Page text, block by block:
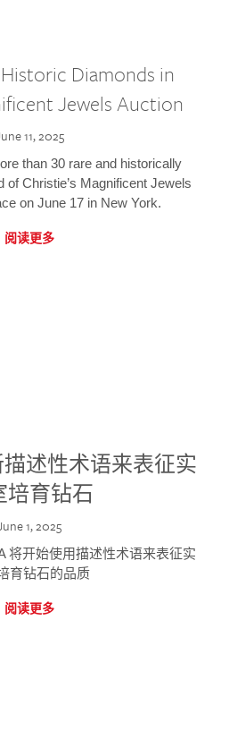
Diamonds in
Jewels Auction
11, 2025
than 30 rare and historically
of Christie’s Magnificent Jewels
on June 17 in New York.
阅读更多
描述性术语来表征实
培育钻石
1, 2025
将开始使用描述性术语来表征实
育钻石的品质
阅读更多